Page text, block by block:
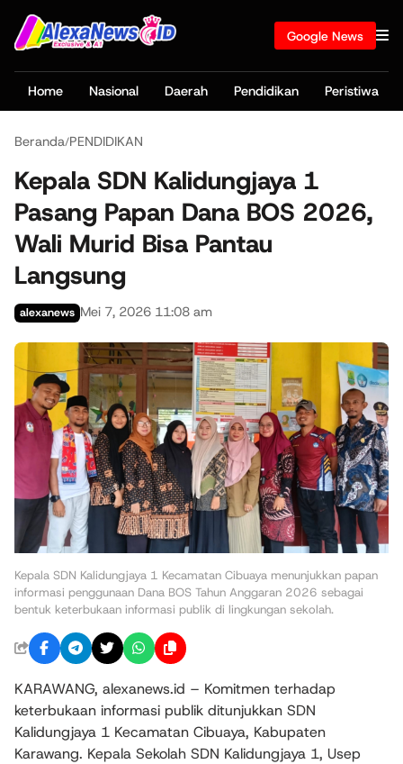
Google News
Home Nasional Daerah Pendidikan Peristiwa
Beranda/PENDIDIKAN
Kepala SDN Kalidungjaya 1
Pasang Papan Dana BOS 2026,
Wali Murid Bisa Pantau
Langsung
alexanews Mei 7, 2026 11:08 am
Kepala SDN Kalidungjaya 1 Kecamatan Cibuaya menunjukkan papan
informasi penggunaan Dana BOS Tahun Anggaran 2026 sebagai
bentuk keterbukaan informasi publik di lingkungan sekolah.
KARAWANG, alexanews.id – Komitmen terhadap
keterbukaan informasi publik ditunjukkan SDN
Kalidungjaya 1 Kecamatan Cibuaya, Kabupaten
Karawang. Kepala Sekolah SDN Kalidungjaya 1, Usep